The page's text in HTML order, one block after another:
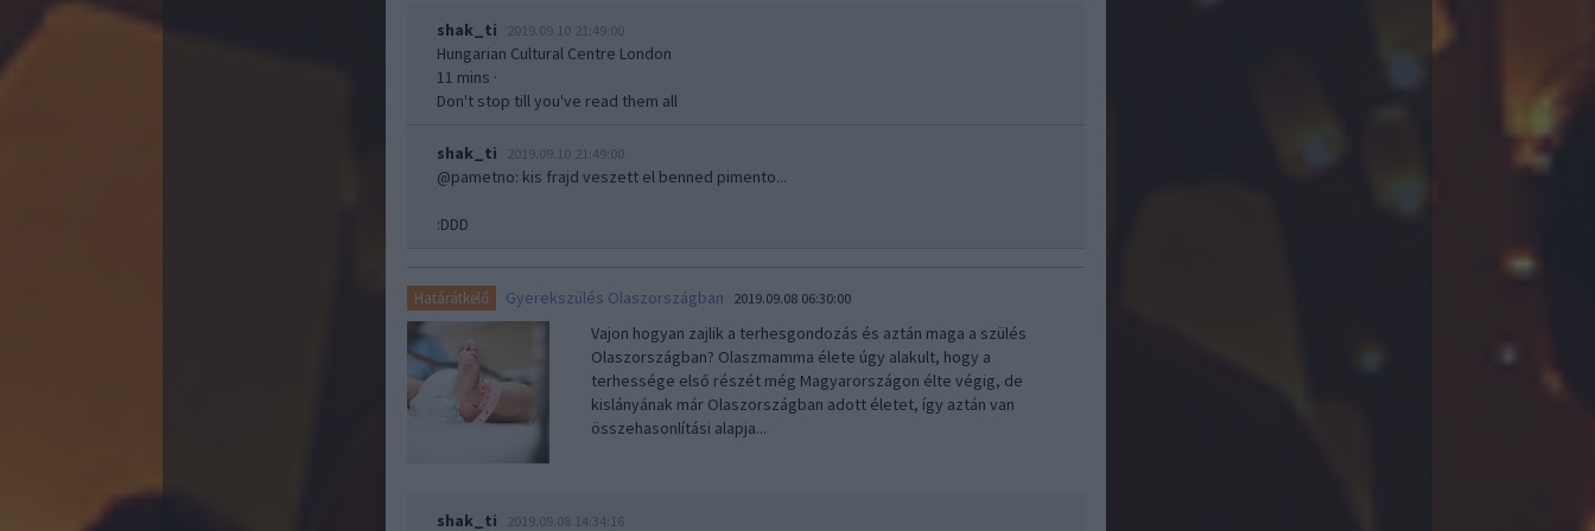
shak_ti 2019.09.10 21:49:00
Hungarian Cultural Centre London
11 mins ·
Don't stop till you've read them all
shak_ti 2019.09.10 21:49:00
@pametno: kis frajd veszett el benned pimento...
:DDD
Határátkelő Gyerekszülés Olaszországban 2019.09.08 06:30:00
Vajon hogyan zajlik a terhesgondozás és aztán maga a szülés
Olaszországban? Olaszmamma élete úgy alakult, hogy a
terhessége első részét még Magyarországon élte végig, de
kislányának már Olaszországban adott életet, így aztán van
összehasonlítási alapja...
shak_ti 2019.09.08 14:34:16